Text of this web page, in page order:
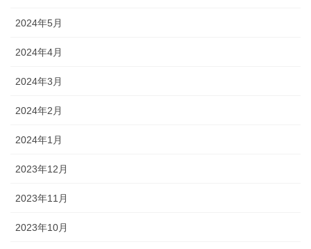
2024年5月
2024年4月
2024年3月
2024年2月
2024年1月
2023年12月
2023年11月
2023年10月